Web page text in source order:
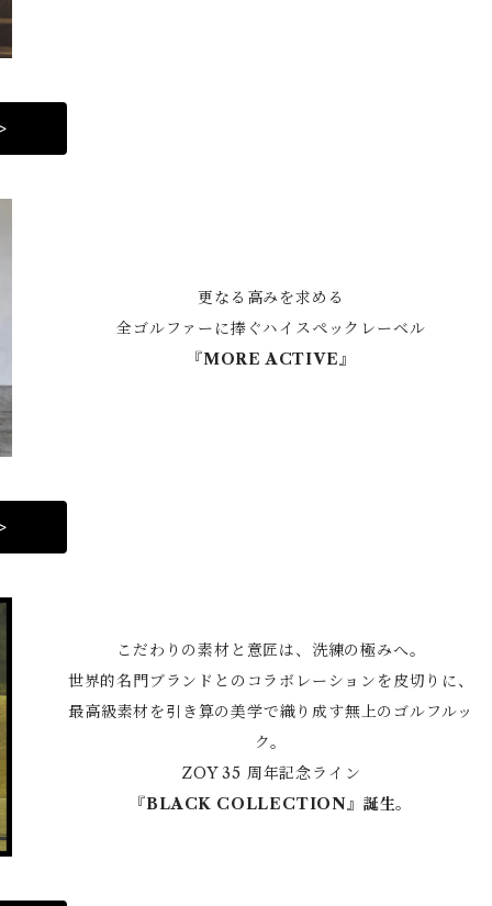
更なる高みを求める
全ゴルファーに捧ぐハイスペックレーベル
『MORE ACTIVE』
こだわりの素材と意匠は、洗練の極みへ。
世界的名門ブランドとのコラボレーションを皮切りに、
最高級素材を引き算の美学で織り成す無上のゴルフルッ
ク。
ZOY 35 周年記念ライン
『BLACK COLLECTION』誕生。